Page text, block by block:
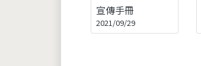
宣傳手冊
2021/09/29